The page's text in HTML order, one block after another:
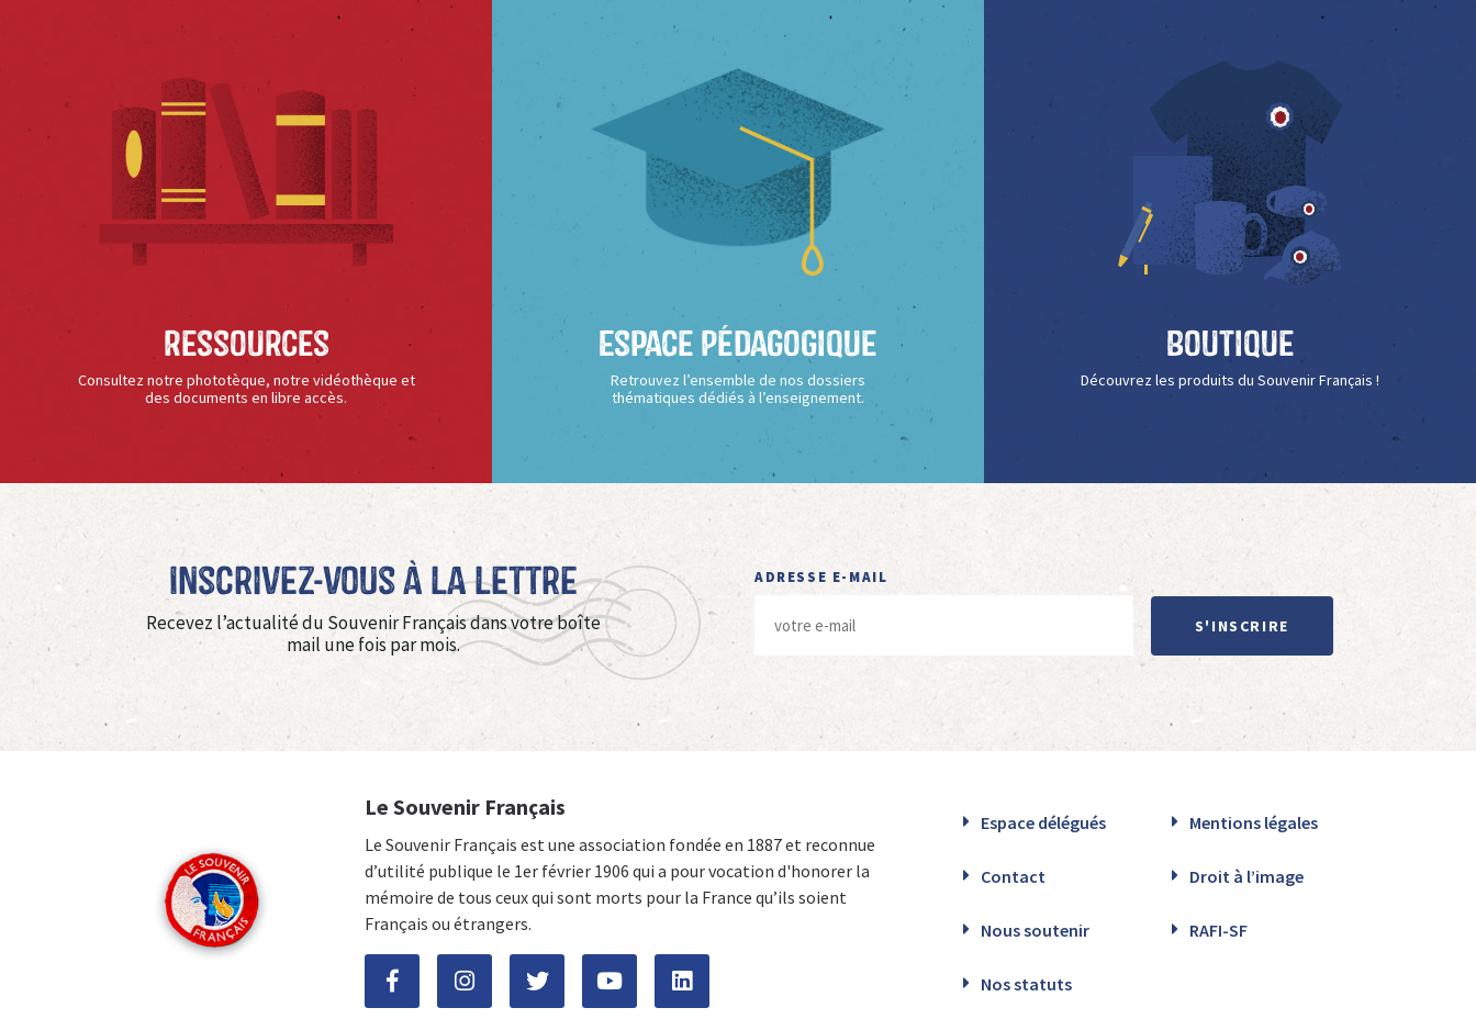
Ressources
Consultez notre phototèque, notre vidéothèque et
des documents en libre accès.
Espace Pédagogique
Retrouvez l’ensemble de nos dossiers
thématiques dédiés à l’enseignement.
Boutique
Découvrez les produits du Souvenir Français !
Inscrivez-vous à La Lettre
Recevez l’actualité du Souvenir Français dans votre boîte
mail une fois par mois.
ADRESSE E-MAIL
S'INSCRIRE
Le Souvenir Français
Le Souvenir Français est une association fondée en 1887 et reconnue
d’utilité publique le 1er février 1906 qui a pour vocation d'honorer la
mémoire de tous ceux qui sont morts pour la France qu’ils soient
Français ou étrangers.
Espace délégués Mentions légales
Contact Droit à l’image
Nous soutenir RAFI-SF
Nos statuts